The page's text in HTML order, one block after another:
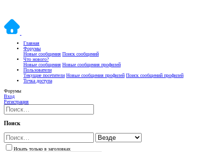
Главная
Форумы
Новые сообщения Поиск сообщений
Что нового?
Новые сообщения Новые сообщения профилей
Пользователи
Текущие посетители Новые сообщения профилей Поиск сообщений профилей
Точка доступа
Форумы
Вход
Регистрация
Поиск
Искать только в заголовках